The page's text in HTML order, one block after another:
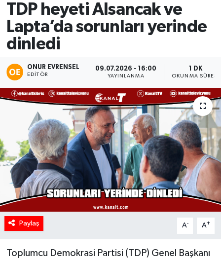
TDP heyeti Alsancak ve
Lapta’da sorunları yerinde
dinledi
ONUR EVRENSEL
EDITÖR
09.07.2026 - 16:00
YAYINLANMA
1 DK
OKUNMA SÜRESI
Paylaş A- A+
Toplumcu Demokrasi Partisi (TDP) Genel Başkanı